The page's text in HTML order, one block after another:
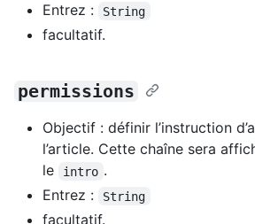
Entrez :
String
facultatif.
permissions
Objectif : définir l’instruction
l’article. Cette chaîne sera
le
intro .
Entrez :
String
facultatif.